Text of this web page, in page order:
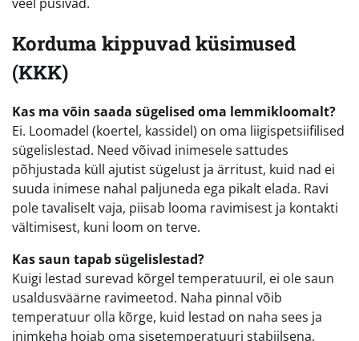
Korduma kippuvad küsimused
(KKK)
Kas ma võin saada sügelised oma lemmikloomalt?
Ei. Loomadel (koertel, kassidel) on oma liigispetsiifilised
sügelislestad. Need võivad inimesele sattudes
põhjustada küll ajutist sügelust ja ärritust, kuid nad ei
suuda inimese nahal paljuneda ega pikalt elada. Ravi
pole tavaliselt vaja, piisab looma ravimisest ja kontakti
vältimisest, kuni loom on terve.
Kas saun tapab sügelislestad?
Kuigi lestad surevad kõrgel temperatuuril, ei ole saun
usaldusväärne ravimeetod. Naha pinnal võib
temperatuur olla kõrge, kuid lestad on naha sees ja
inimkeha hoiab oma sisetemperatuuri stabiilsena.